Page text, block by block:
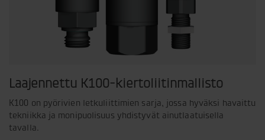
Laajennettu K100-kiertoliitinmallisto
K100 on pyörivien letkuliittimien sarja, jossa hyväksi havaittu
tekniikka ja monipuolisuus yhdistyvät ainutlaatuisella
tavalla.